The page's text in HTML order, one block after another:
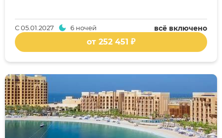
всё включено
С05.01.2027 6 ночей
от 252 451 ₽